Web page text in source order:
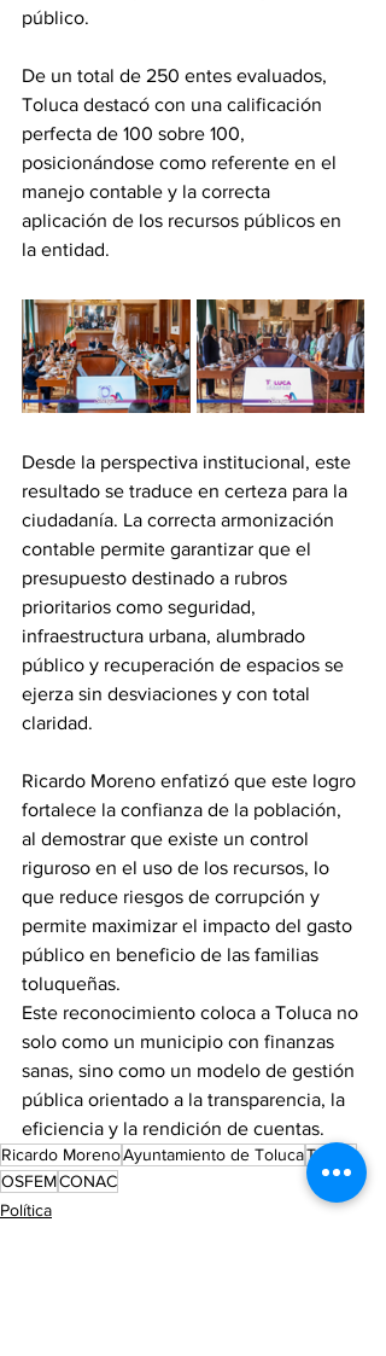
público.
De un total de 250 entes evaluados,
Toluca destacó con una calificación
perfecta de 100 sobre 100,
posicionándose como referente en el
manejo contable y la correcta
aplicación de los recursos públicos en
la entidad.
Desde la perspectiva institucional, este
resultado se traduce en certeza para la
ciudadanía. La correcta armonización
contable permite garantizar que el
presupuesto destinado a rubros
prioritarios como seguridad,
infraestructura urbana, alumbrado
público y recuperación de espacios se
ejerza sin desviaciones y con total
claridad.
Ricardo Moreno enfatizó que este logro
fortalece la confianza de la población,
al demostrar que existe un control
riguroso en el uso de los recursos, lo
que reduce riesgos de corrupción y
permite maximizar el impacto del gasto
público en beneficio de las familias
toluqueñas.
Este reconocimiento coloca a Toluca no
solo como un municipio con finanzas
sanas, sino como un modelo de gestión
pública orientado a la transparencia, la
eficiencia y la rendición de cuentas.
Ricardo MorenoAyuntamiento de TolucaToluca
OSFEMCONAC
Política